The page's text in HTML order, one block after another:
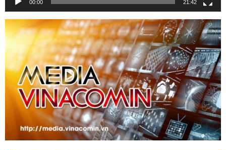
00:00 21:42